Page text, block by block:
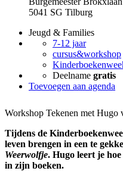
5041 SG Tilburg
Jeugd & Families
7-12 jaar
cursus&workshop
Deelname gratis
Toevoegen aan agenda
Workshop Tekenen met Hugo
Tijdens de
leven brengen in een te
Weerwolfje. Hugo leert je
in zijn boeken.